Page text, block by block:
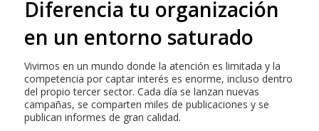
Diferencia tu organización
en un entorno saturado
Vivimos en un mundo donde la atención es limitada y la
competencia por captar interés es enorme, incluso dentro
del propio tercer sector. Cada día se lanzan nuevas
campañas, se comparten miles de publicaciones y se
publican informes de gran calidad.